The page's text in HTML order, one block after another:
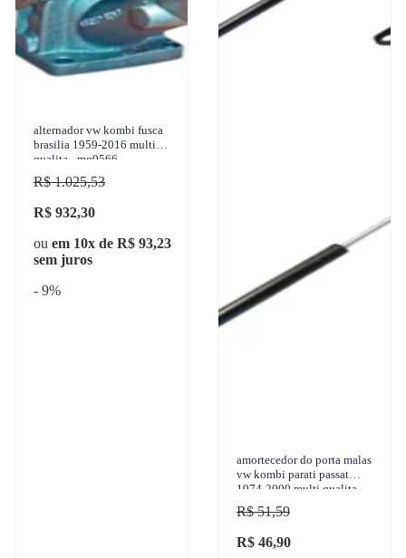
alternador vw kombi fusca
brasilia 1959-2016 multi
qualita - mq0566
R$ 1.025,53
R$ 932,30
ou em 10x de R$ 93,23
sem juros
- 9%
amortecedor do porta malas
vw kombi parati passat
1974-2000 multi qualita -
apx0433
R$ 51,59
R$ 46,90